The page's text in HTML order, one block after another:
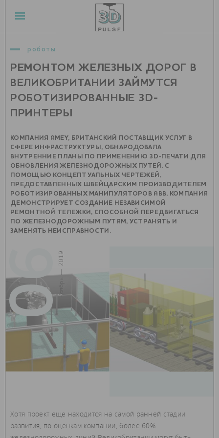
роботы
РЕМОНТОМ ЖЕЛЕЗНЫХ ДОРОГ В
ВЕЛИКОБРИТАНИИ ЗАЙМУТСЯ
РОБОТИЗИРОВАННЫЕ 3D-
ПРИНТЕРЫ
КОМПАНИЯ AMEY, БРИТАНСКИЙ ПОСТАВЩИК УСЛУГ В
СФЕРЕ ИНФРАСТРУКТУРЫ, ОБНАРОДОВАЛА
ВНУТРЕННИЕ ПЛАНЫ ПО ПРИМЕНЕНИЮ 3D-ПЕЧАТИ ДЛЯ
ОБНОВЛЕНИЯ ЖЕЛЕЗНОДОРОЖНЫХ ПУТЕЙ. С
ПОМОЩЬЮ КОНЦЕПТУАЛЬНЫХ ЧЕРТЕЖЕЙ,
ПРЕДОСТАВЛЕННЫХ ШВЕЙЦАРСКИМ ПРОИЗВОДИТЕЛЕМ
РОБОТИЗИРОВАННЫХ МАНИПУЛЯТОРОВ ABB, КОМПАНИЯ
ДЕМОНСТРИРУЕТ СОЗДАНИЕ НЕЗАВИСИМОЙ
РЕМОНТНОЙ ТЕЛЕЖКИ, СПОСОБНОЙ ПЕРЕДВИГАТЬСЯ
ПО ЖЕЛЕЗНОДОРОЖНЫМ ПУТЯМ, УСТРАНЯТЬ И
ЗАМЕНЯТЬ НЕИСПРАВНОСТИ.
06
ноябрь — 2019
Хотя проект еще находится на самой ранней стадии
развития, по оценкам компании, более 60%